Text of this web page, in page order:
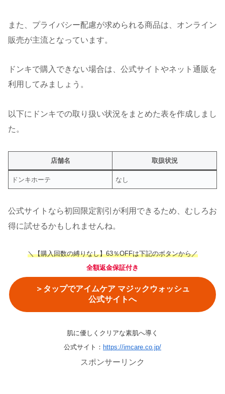
また、プライバシー配慮が求められる商品は、オンライン
販売が主流となっています。
ドンキで購入できない場合は、公式サイトやネット通販を
利用してみましょう。
以下にドンキでの取り扱い状況をまとめた表を作成しまし
た。
店舗名 取扱状況
ドンキホーテ なし
公式サイトなら初回限定割引が利用できるため、むしろお
得に試せるかもしれませんね。
＼【購入回数の縛りなし】63％OFFは下記のボタンから／
全額返金保証付き
＞タップでアイムケア マジックウォッシュ
公式サイトへ
肌に優しくクリアな素肌へ導く
公式サイト： https://imcare.co.jp/
スポンサーリンク